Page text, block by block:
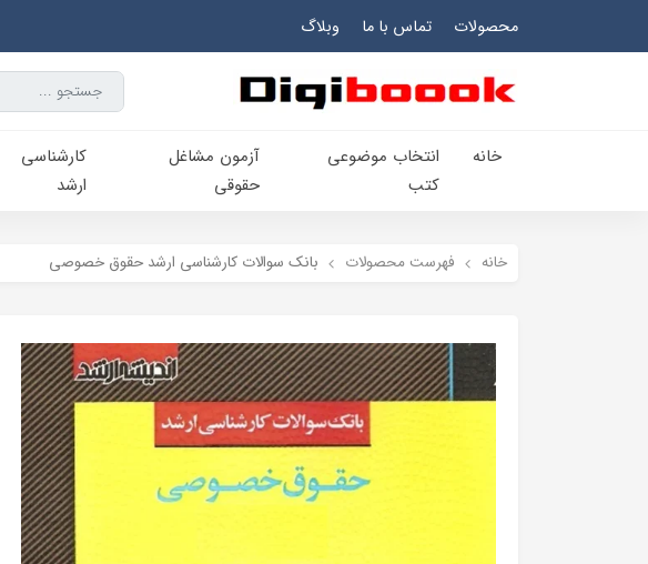
محصولات تماس با ما وبلاگ
خانه
انتخاب​ موضوعي​
کتب
آزمون مشاغل
حقوقی
کارشناسی‌
ارشد
خانه فهرست محصولات بانک سوالات کارشناسی ارشد حقوق خصوصی